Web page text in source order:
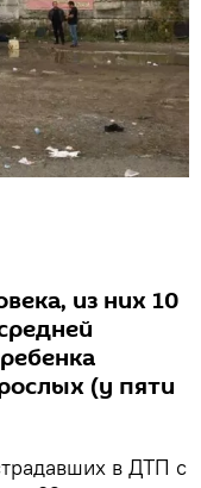
из них 10
(у пяти
в ДТП с